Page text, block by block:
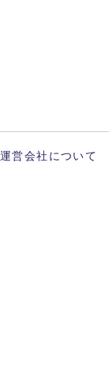
運営会社について